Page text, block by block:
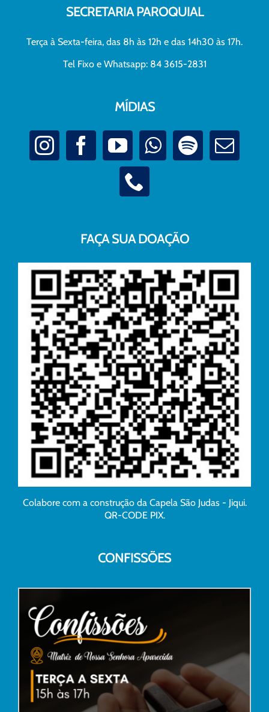
SECRETARIA PAROQUIAL
Terça à Sexta-feira, das 8h às 12h e das 14h30 às 17h.
Tel Fixo e Whatsapp: 84 3615-2831
MÍDIAS
FAÇA SUA DOAÇÃO
Colabore com a construção da Capela São Judas - Jiqui.
QR-CODE PIX.
CONFISSÕES